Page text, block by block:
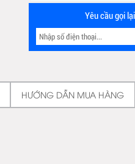
Yêu cầu gọi lại
HƯỚNG DẪN MUA HÀNG